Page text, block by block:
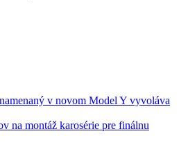
v novom Model Y vyvoláva
na montáž karosérie pre finálnu